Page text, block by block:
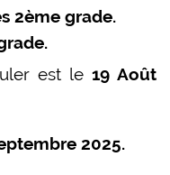
2ème grade.
est le 19 Août
2025.